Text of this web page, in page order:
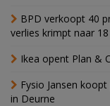
BPD verkoopt 40
verlies krimpt naar
Ikea opent Plan &
Fysio Jansen
in Deurne